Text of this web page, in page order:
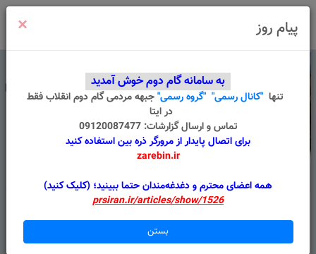
استان حوزه انتخابیه
پیام روز ×
به سامانه گام دوم خوش آمدید
تنها "کانال رسمی" "گروه رسمی"جبهه مردمی گام دوم انقلابفقط
در ایتا
تماس و ارسال گزارشات: 09120087477
برای اتصال پایدار از مرورگر ذره بین استفاده کنید
zarebin.ir
همه اعضای محترم و دغدغه‌مندان حتما ببینید؛ (کلیک کنید)
prsiran.ir/articles/show/1526
بستن